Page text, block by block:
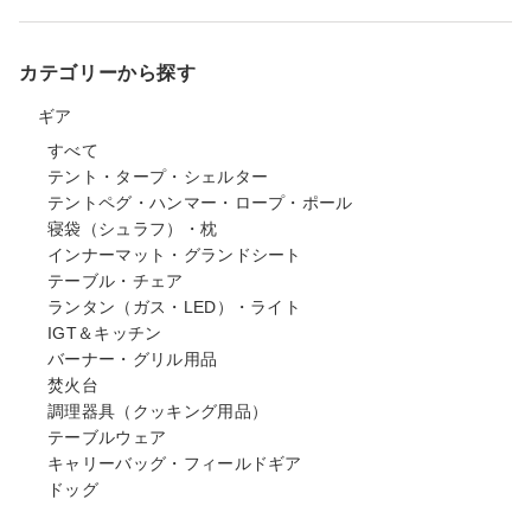
カテゴリーから探す
ギア
すべて
テント・タープ・シェルター
テントペグ・ハンマー・ロープ・ポール
寝袋（シュラフ）・枕
インナーマット・グランドシート
テーブル・チェア
ランタン（ガス・LED）・ライト
IGT＆キッチン
バーナー・グリル用品
焚火台
調理器具（クッキング用品）
テーブルウェア
キャリーバッグ・フィールドギア
ドッグ